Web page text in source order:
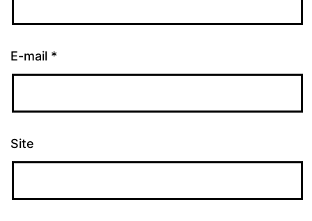
E-mail *
Site